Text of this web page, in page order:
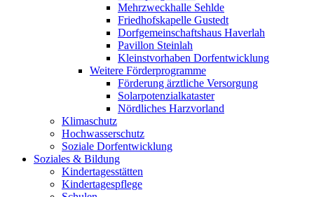
Mehrzweckhalle Sehlde
Friedhofskapelle Gustedt
Dorfgemeinschaftshaus Haverlah
Pavillon Steinlah
Kleinstvorhaben Dorfentwicklung
Weitere Förderprogramme
Förderung ärztliche Versorgung
Solarpotenzialkataster
Nördliches Harzvorland
Klimaschutz
Hochwasserschutz
Soziale Dorfentwicklung
Soziales & Bildung
Kindertagesstätten
Kindertagespflege